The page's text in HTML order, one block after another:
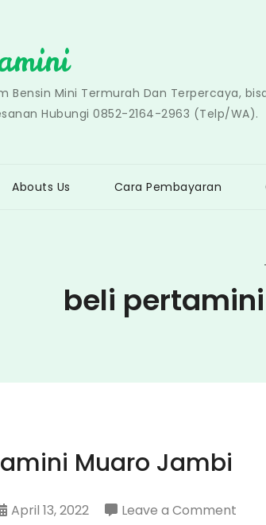
Bensin Mini Termurah Dan Terpercaya,
Hubungi 0852-2164-2963 (Telp/WA).
Abouts Us Cara Pembayaran
beli
Muaro Jambi
April 13, 2022 Leave a Commenton